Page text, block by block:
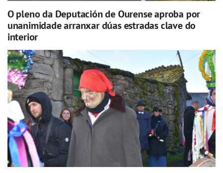
O pleno da Deputación de Ourense aproba por
unanimidade arranxar dúas estradas clave do
interior